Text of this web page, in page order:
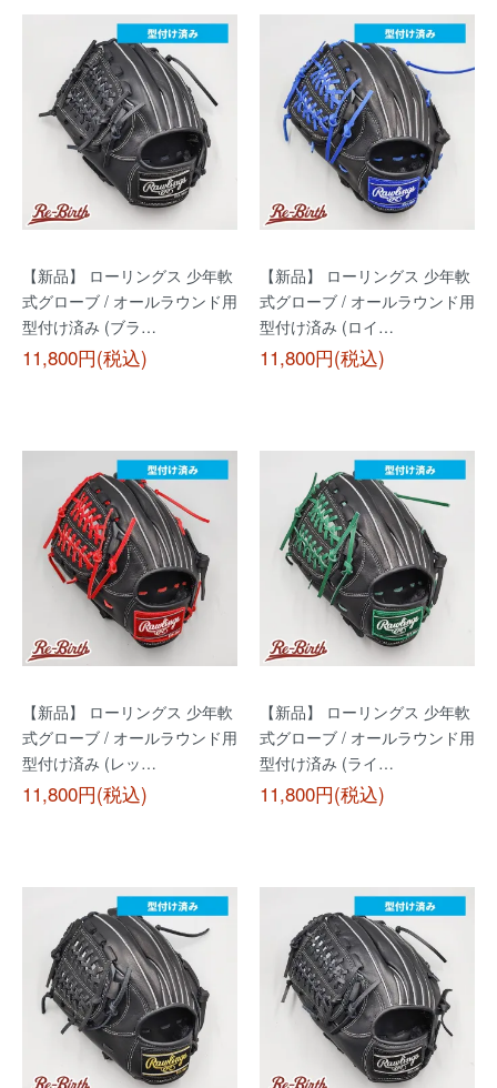
【新品】 ローリングス 少年軟
式グローブ / オールラウンド用
型付け済み (ブラ…
11,800円(税込)
【新品】 ローリングス 少年軟
式グローブ / オールラウンド用
型付け済み (ロイ…
11,800円(税込)
【新品】 ローリングス 少年軟
式グローブ / オールラウンド用
型付け済み (レッ…
11,800円(税込)
【新品】 ローリングス 少年軟
式グローブ / オールラウンド用
型付け済み (ライ…
11,800円(税込)